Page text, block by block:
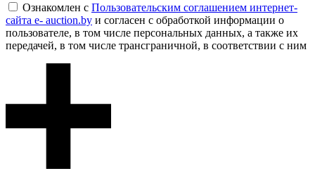
Ознакомлен с Пользовательским соглашением интернет-
сайта e- auction.by и согласен с обработкой информации о
пользователе, в том числе персональных данных, а также их
передачей, в том числе трансграничной, в соответствии с ним